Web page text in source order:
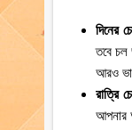
দিনের
তবে চল
আরও
রাত্রি
আপনার